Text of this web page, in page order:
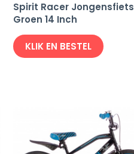
Spirit Racer Jongensfiets
Groen 14 Inch
KLIK EN BESTEL